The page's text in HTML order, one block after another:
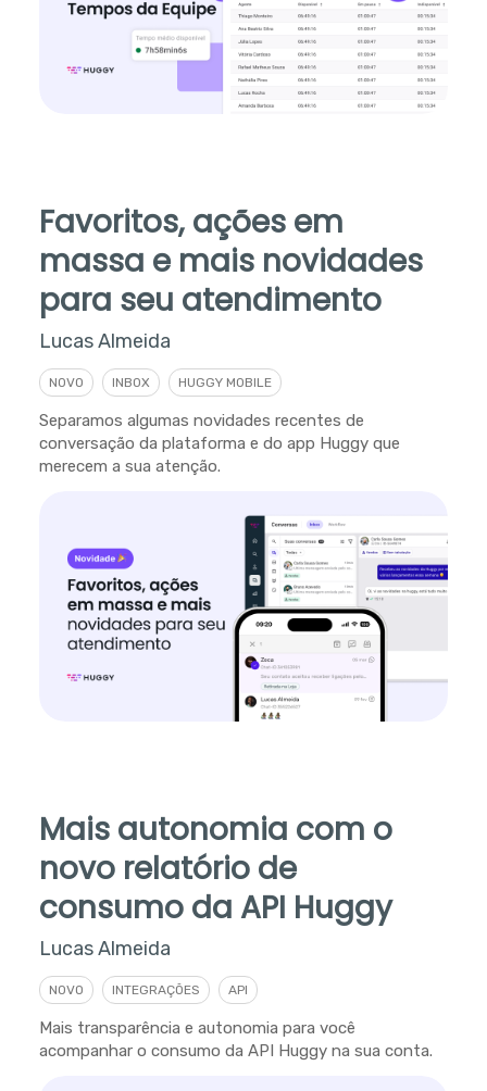
Favoritos, ações em
massa e mais novidades
para seu atendimento
Lucas Almeida
NOVO INBOX HUGGY MOBILE
Separamos algumas novidades recentes de
conversação da plataforma e do app Huggy que
merecem a sua atenção.
Mais autonomia com o
novo relatório de
consumo da API Huggy
Lucas Almeida
NOVO INTEGRAÇÕES API
Mais transparência e autonomia para você
acompanhar o consumo da API Huggy na sua conta.